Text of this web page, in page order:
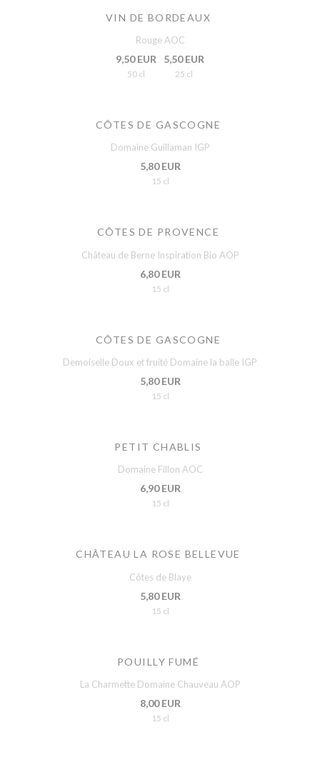
VIN DE BORDEAUX
Rouge AOC
9,50 EUR
50 cl
5,50 EUR
25 cl
CÔTES DE GASCOGNE
Domaine Guillaman IGP
5,80 EUR
15 cl
CÔTES DE PROVENCE
Château de Berne Inspiration Bio AOP
6,80 EUR
15 cl
CÔTES DE GASCOGNE
Demoiselle Doux et fruité Domaine la balle IGP
5,80 EUR
15 cl
PETIT CHABLIS
Domaine Fillon AOC
6,90 EUR
15 cl
CHÂTEAU LA ROSE BELLEVUE
Côtes de Blaye
5,80 EUR
15 cl
POUILLY FUMÉ
La Charmette Domaine Chauveau AOP
8,00 EUR
15 cl